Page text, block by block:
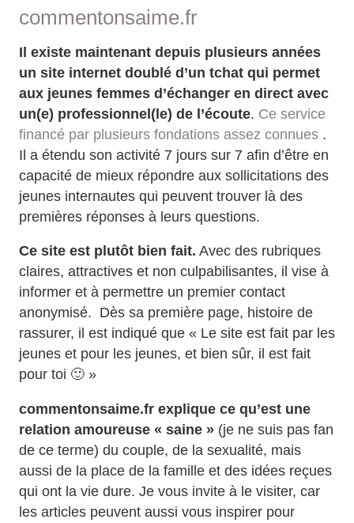
commentonsaime.fr
Il existe maintenant depuis plusieurs années
un site internet doublé d’un tchat qui permet
aux jeunes femmes d’échanger en direct avec
un(e) professionnel(le) de l’écoute. Ce service
financé par plusieurs fondations assez connues .
Il a étendu son activité 7 jours sur 7 afin d’être en
capacité de mieux répondre aux sollicitations des
jeunes internautes qui peuvent trouver là des
premières réponses à leurs questions.
Ce site est plutôt bien fait. Avec des rubriques
claires, attractives et non culpabilisantes, il vise à
informer et à permettre un premier contact
anonymisé. Dès sa première page, histoire de
rassurer, il est indiqué que « Le site est fait par les
jeunes et pour les jeunes, et bien sûr, il est fait
pour toi 🙂 »
commentonsaime.fr explique ce qu’est une
relation amoureuse « saine » (je ne suis pas fan
de ce terme) du couple, de la sexualité, mais
aussi de la place de la famille et des idées reçues
qui ont la vie dure. Je vous invite à le visiter, car
les articles peuvent aussi vous inspirer pour